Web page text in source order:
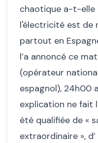
chaotique a-t-elle
l'électricité est de
partout en
l’a annoncé ce
(opérateur
espagnol), 24h00
explication ne fait
été qualifiée de «
extraordinaire »,